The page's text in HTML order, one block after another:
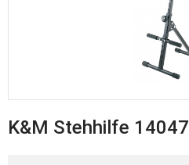
K&M Stehhilfe 14047